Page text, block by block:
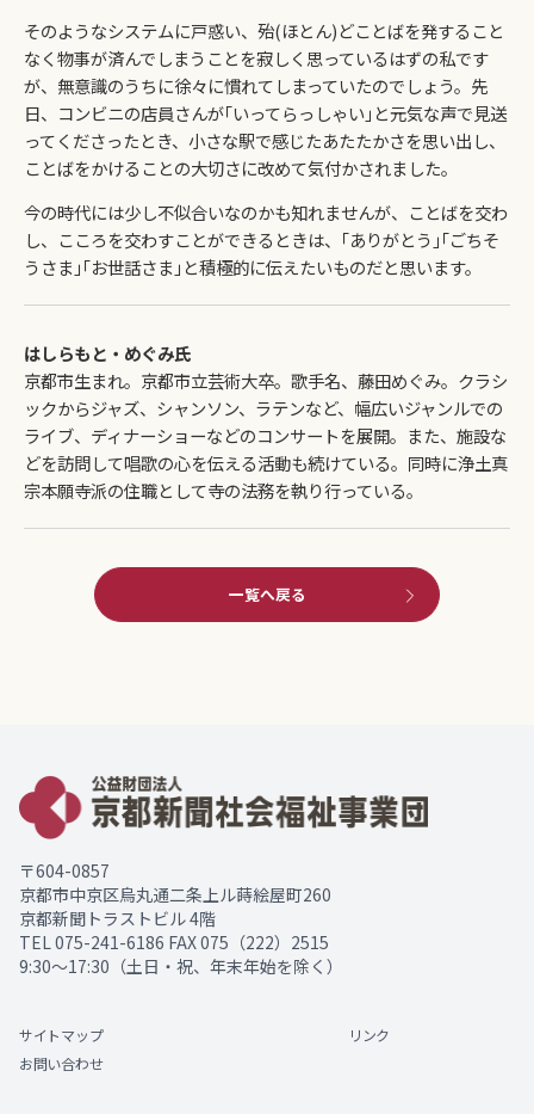
そのようなシステムに戸惑い、殆(ほとん)どことばを発すること
なく物事が済んでしまうことを寂しく思っているはずの私です
が、無意識のうちに徐々に慣れてしまっていたのでしょう。先
日、コンビニの店員さんが｢いってらっしゃい｣と元気な声で見送
ってくださったとき、小さな駅で感じたあたたかさを思い出し、
ことばをかけることの大切さに改めて気付かされました。
今の時代には少し不似合いなのかも知れませんが、ことばを交わ
し、こころを交わすことができるときは、｢ありがとう｣｢ごちそ
うさま｣｢お世話さま｣と積極的に伝えたいものだと思います。
はしらもと・めぐみ氏
京都市生まれ。京都市立芸術大卒。歌手名、藤田めぐみ。クラシ
ックからジャズ、シャンソン、ラテンなど、幅広いジャンルでの
ライブ、ディナーショーなどのコンサートを展開。また、施設な
どを訪問して唱歌の心を伝える活動も続けている。同時に浄土真
宗本願寺派の住職として寺の法務を執り行っている。
一覧へ戻る
〒604-0857
京都市中京区烏丸通二条上ル蒔絵屋町260
京都新聞トラストビル 4階
TEL 075-241-6186 FAX 075（222）2515
9:30～17:30（土日・祝、年末年始を除く）
サイトマップ
リンク
お問い合わせ